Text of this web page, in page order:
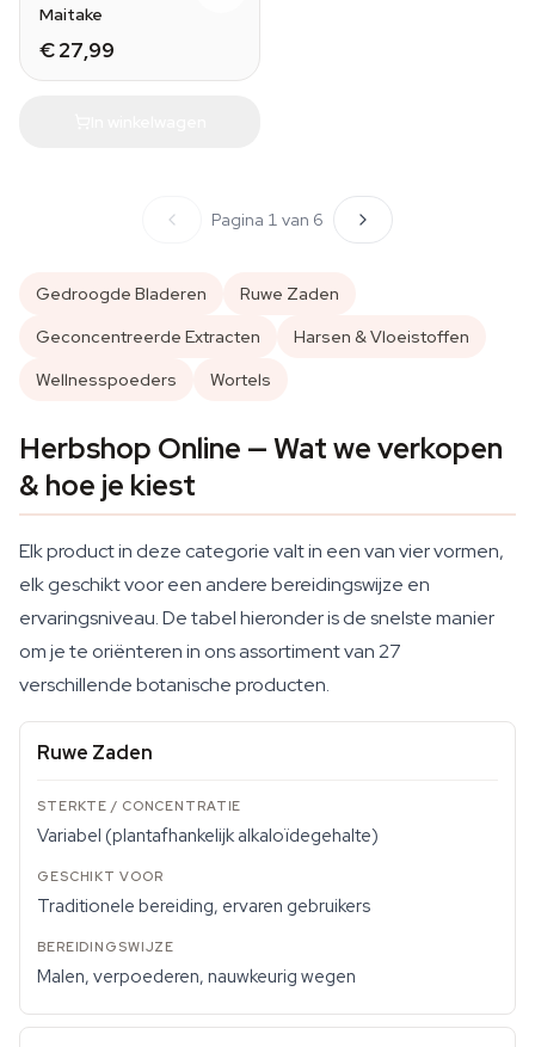
Maitake
€ 27,99
Pagina 1 van 6
Gedroogde Bladeren
Ruwe Zaden
Geconcentreerde Extracten
Harsen & Vloeistoffen
Wellnesspoeders
Wortels
Herbshop Online — Wat we verkopen
& hoe je kiest
Elk product in deze categorie valt in een van vier vormen,
elk geschikt voor een andere bereidingswijze en
ervaringsniveau. De tabel hieronder is de snelste manier
om je te oriënteren in ons assortiment van 27
verschillende botanische producten.
Ruwe Zaden
Variabel (plantafhankelijk alkaloïdegehalte)
Traditionele bereiding, ervaren gebruikers
Malen, verpoederen, nauwkeurig wegen